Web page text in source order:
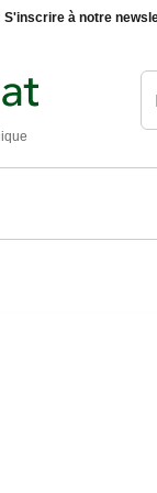
S'inscrire à notre